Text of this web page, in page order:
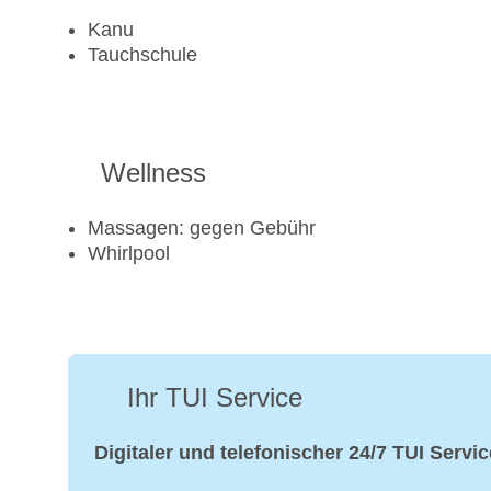
Kanu
Tauchschule
Wellness
Massagen: gegen Gebühr
Whirlpool
Ihr TUI Service
Digitaler und telefonischer 24/7 TUI